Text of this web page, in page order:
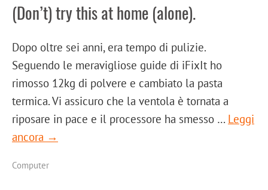
(Don’t) try this at home (alone).
Dopo oltre sei anni, era tempo di pulizie.
Seguendo le meravigliose guide di iFixIt ho
rimosso 12kg di polvere e cambiato la pasta
termica. Vi assicuro che la ventola è tornata a
riposare in pace e il processore ha smesso … Leggi
ancora →
Computer